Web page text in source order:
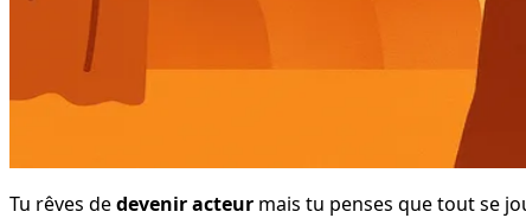
Tu rêves de devenir acteur mais tu penses que tout se